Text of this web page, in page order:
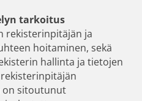
tarkoitus
rekisterinpitäjän ja
hoitaminen, sekä
hallinta ja tietojen
on sitoutunut